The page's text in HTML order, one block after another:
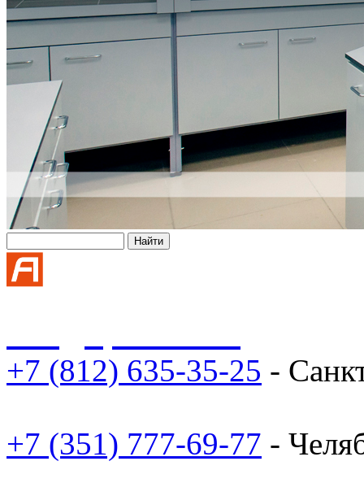
+7 (812) 635-35-25 -
+7 (351) 777-69-77 -